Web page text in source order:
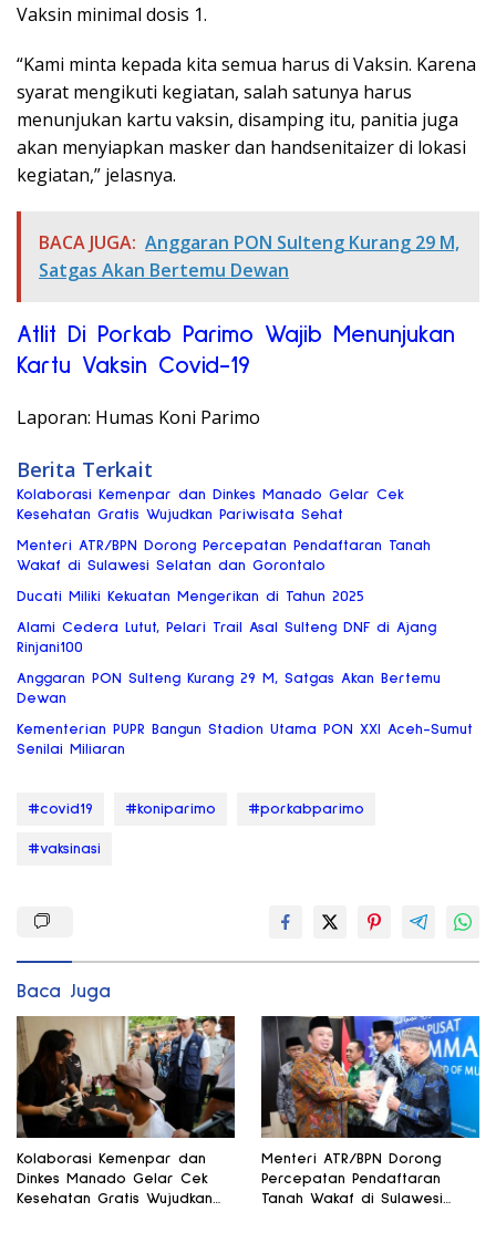
Vaksin minimal dosis 1.
“Kami minta kepada kita semua harus di Vaksin. Karena
syarat mengikuti kegiatan, salah satunya harus
menunjukan kartu vaksin, disamping itu, panitia juga
akan menyiapkan masker dan handsenitaizer di lokasi
kegiatan,” jelasnya.
BACA JUGA: Anggaran PON Sulteng Kurang 29 M,
Satgas Akan Bertemu Dewan
Atlit Di Porkab Parimo Wajib Menunjukan
Kartu Vaksin Covid-19
Laporan: Humas Koni Parimo
Berita Terkait
Kolaborasi Kemenpar dan Dinkes Manado Gelar Cek
Kesehatan Gratis Wujudkan Pariwisata Sehat
Menteri ATR/BPN Dorong Percepatan Pendaftaran Tanah
Wakaf di Sulawesi Selatan dan Gorontalo
Ducati Miliki Kekuatan Mengerikan di Tahun 2025
Alami Cedera Lutut, Pelari Trail Asal Sulteng DNF di Ajang
Rinjani100
Anggaran PON Sulteng Kurang 29 M, Satgas Akan Bertemu
Dewan
Kementerian PUPR Bangun Stadion Utama PON XXI Aceh-Sumut
Senilai Miliaran
#covid19 #koniparimo #porkabparimo
#vaksinasi
Baca Juga
Kolaborasi Kemenpar dan
Dinkes Manado Gelar Cek
Kesehatan Gratis Wujudkan
Menteri ATR/BPN Dorong
Percepatan Pendaftaran
Tanah Wakaf di Sulawesi